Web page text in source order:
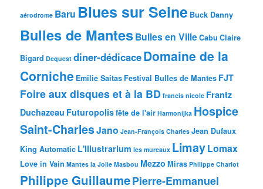
aérodrome Baru Blues sur Seine Buck Danny
Bulles de MantesBulles en VilleCabu Claire
Bigard Dequest diner-dédicaceDomaine de la
Corniche Emilie Saitas Festival Bulles de Mantes FJT
Foire aux disques et à la BD francis nicole Frantz
Duchazeau Futuropolisfête de l'air Harmonijka Hospice
Saint-CharlesJano Jean-François Charles Jean Dufaux
King Automatic L'Illustrarium les mureaux LimayLomax
Love in Vain Mantes la Jolie Masbou Mezzo Miras Philippe Charlot
Philippe GuillaumePierre-Emmanuel